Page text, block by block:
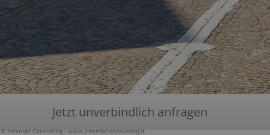
© Internet Consulting - www.internet-consulting.it
Jetzt unverbindlich anfragen